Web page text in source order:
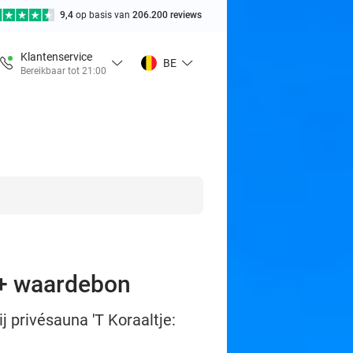
9,4 op basis van 206.200 reviews
Klantenservice
Bereikbaar tot 21:00
BE
waardebon
privésauna 'T Koraaltje: